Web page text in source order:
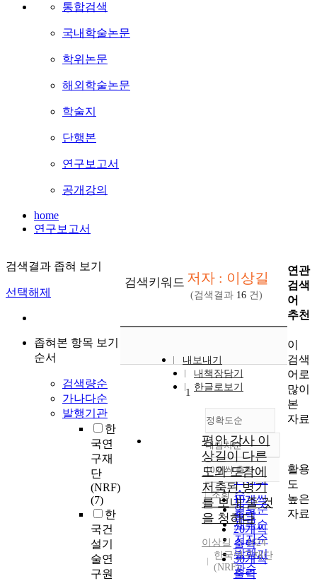
통합검색
국내학술논문
학위논문
해외학술논문
학술지
단행본
연구보고서
공개강의
home
연구보고서
검색결과 좁혀 보기
선택해제
좁혀본 항목 보기
순서
검색량순
가나다순
발행기관
한
국연
구재
단
(NRF)
(7)
한
국건
설기
술연
구원
검색키워드 저자 : 이상길
(검색결과 16 건)
내보내기
내책장담기
한글로보기
정확도순
정확도
순
인기도
순
연도순
제목순
저자순
발행기
관순
내림차순
내림차순
10개씩 출력
10개씩
출력
20개씩
출력
30개씩
출력
조회
1
평안 감사 이
상길이 다른
도와 도감에
저축된 병기
를 보내 줄 것
을 청하다
이상길
1624
한국연구재단
(NRF)
연관
검색
어
추천
이
검색
어로
많이
본
자료
활용
도
높은
자료